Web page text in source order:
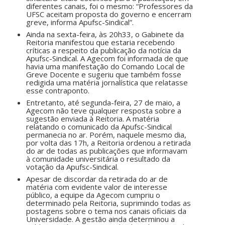
diferentes canais, foi o mesmo: “Professores da
UFSC aceitam proposta do governo e encerram
greve, informa Apufsc-Sindical”.
Ainda na sexta-feira, às 20h33, o Gabinete da
Reitoria manifestou que estaria recebendo
críticas a respeito da publicação da notícia da
Apufsc-Sindical. A Agecom foi informada de que
havia uma manifestação do Comando Local de
Greve Docente e sugeriu que também fosse
redigida uma matéria jornalística que relatasse
esse contraponto.
Entretanto, até segunda-feira, 27 de maio, a
Agecom não teve qualquer resposta sobre a
sugestão enviada à Reitoria. A matéria
relatando o comunicado da Apufsc-Sindical
permanecia no ar. Porém, naquele mesmo dia,
por volta das 17h, a Reitoria ordenou a retirada
do ar de todas as publicações que informavam
à comunidade universitária o resultado da
votação da Apufsc-Sindical.
Apesar de discordar da retirada do ar de
matéria com evidente valor de interesse
público, a equipe da Agecom cumpriu o
determinado pela Reitoria, suprimindo todas as
postagens sobre o tema nos canais oficiais da
Universidade. A gestão ainda determinou a